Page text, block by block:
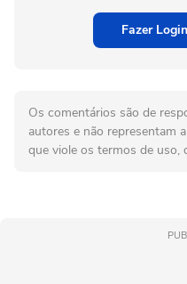
Fazer
Os comentários são de
autores e não representam
que viole os termos de uso,